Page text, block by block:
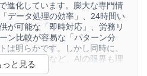
進化しています。膨大な専門情
データ処理の効率」、24時間い
が可能な「即時対応」、労務リ
ン比較が容易な「パターン分
は明らかです。しかし同時に、
在の曖昧さなど、AIの限界も理